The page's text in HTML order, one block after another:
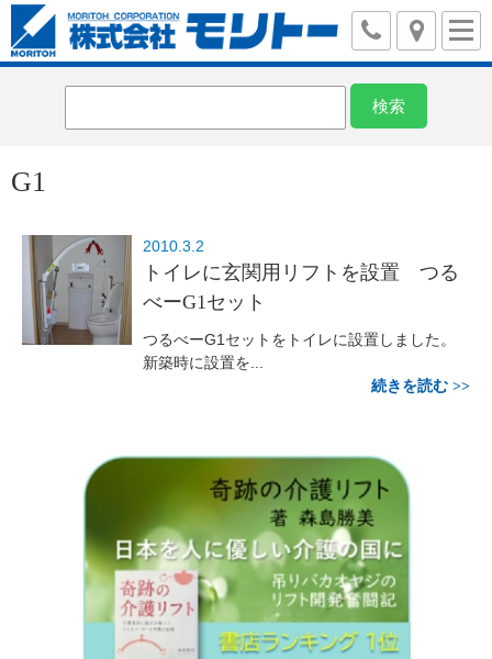
G1
2010.3.2
トイレに玄関用リフトを設置 つる
べーG1セット
つるべーG1セットをトイレに設置しました。
新築時に設置を...
続きを読む